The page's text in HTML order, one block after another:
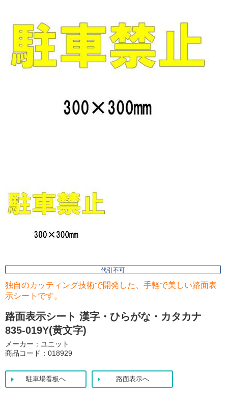
代引不可
独自のカッティング技術で開発した、手軽で美しい路面表
示シートです。
路面表示シート 漢字・ひらがな・カタカナ
835-019Y(黄文字)
メーカー：ユニット
商品コード：018929
駐車場看板へ 路面表示へ